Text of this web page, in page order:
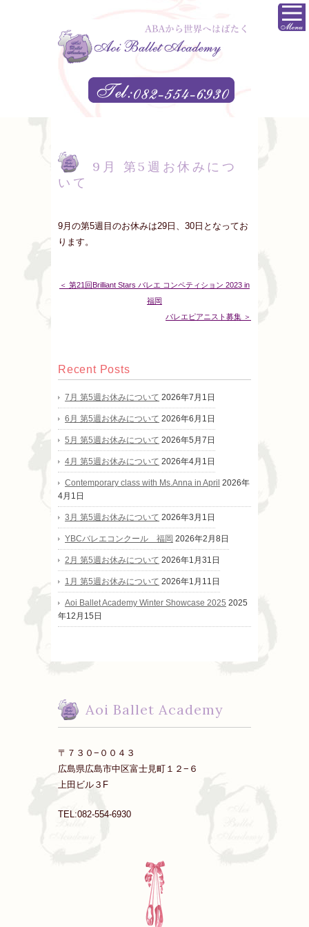
9月 第5週お休みにつ
いて
9月の第5週目のお休みは29日、30日となってお
ります。
＜ 第21回Brilliant Stars バレエ コンペティション 2023 in
福岡
バレエピアニスト募集 ＞
Recent Posts
7月 第5週お休みについて 2026年7月1日
6月 第5週お休みについて 2026年6月1日
5月 第5週お休みについて 2026年5月7日
4月 第5週お休みについて 2026年4月1日
Contemporary class with Ms.Anna in April 2026年
4月1日
3月 第5週お休みについて 2026年3月1日
YBCバレエコンクール 福岡 2026年2月8日
2月 第5週お休みについて 2026年1月31日
1月 第5週お休みについて 2026年1月11日
Aoi Ballet Academy Winter Showcase 2025 2025
年12月15日
Aoi Ballet Academy
〒７３０−００４３
広島県広島市中区富士見町１２−６
上田ビル３F
TEL:082-554-6930